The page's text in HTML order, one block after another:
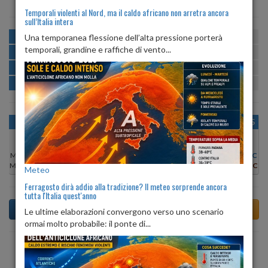
MATTINA min:22º max:26º U:
POMERIGGIO min:26º max:27º
SERA min:23º max:29º U:80% 92%
NOTTE min: 22º max:24º U:86%
OGGI
Min:
27°C
Max:28°C
LUN 10
Min:
Max:29°C
MAR 11
Min:28°C
Max:30°C
MER 12
Min:
28°C
Max:28°C
GIO 13
Max:28°C
VEN 14
Min:26°C
Max:27°C
SAB 15
25°C
Max:27°C
Previsioni del Tempo a Torre Boldone tra 5 giorni
Temporali violenti al Nord, ma il caldo africano non arretra ancora
sull’Italia intera
Una temporanea flessione dell’alta pressione porterà
temporali, grandine e raffiche di vento...
Meteo
Ferragosto dirà addio alla tradizione? Il meteo sorprende ancora
tutta l'Italia quest'anno
Le ultime elaborazioni convergono verso uno scenario
ormai molto probabile: il ponte di...